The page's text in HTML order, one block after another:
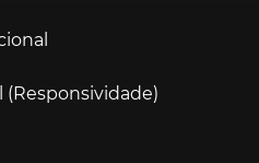
(Responsividade)